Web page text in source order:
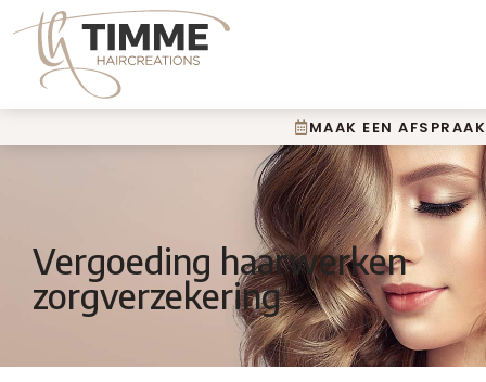
MAAK EEN AFSPRAAK
Vergoeding haarwerken
zorgverzekering